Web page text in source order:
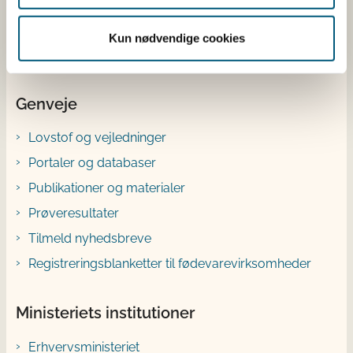
Kun nødvendige cookies
Bluesky
Genveje
Lovstof og vejledninger
Portaler og databaser
Publikationer og materialer
Prøveresultater
Tilmeld nyhedsbreve
Registreringsblanketter til fødevarevirksomheder
Ministeriets institutioner
Erhvervsministeriet